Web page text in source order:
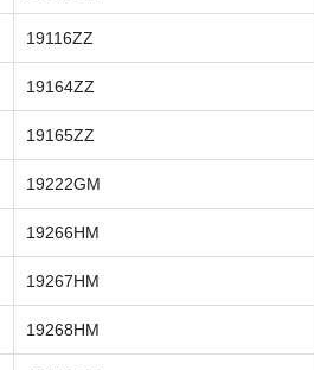
19116ZZ
19164ZZ
19165ZZ
19222GM
19266HM
19267HM
19268HM